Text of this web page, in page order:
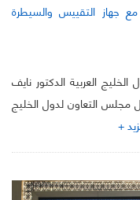
جهاز التقييس والسيطرة
العربية الدكتور نايف
التعاون لدول الخليج
+